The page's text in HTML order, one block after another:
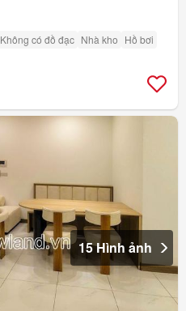
Không có đồ đạc Nhà kho Hồ bơi
15 Hình ảnh